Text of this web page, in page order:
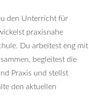
den Unterricht für
praxisnahe
Du arbeitest eng mit
begleitest die
Praxis und stellst
den aktuellen